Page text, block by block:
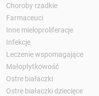
Choroby rzadkie
Farmaceuci
Inne mieloproliferacje
Infekcje
Leczenie wspomagające
Małopłytkowość
Ostre białaczki
Ostre białaczki dziecięce